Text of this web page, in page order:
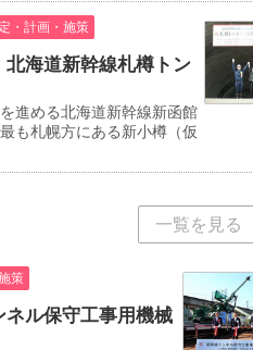
・計画・施策
海道新幹線札樽トン
進める北海道新幹線新函館
も札幌方にある新小樽（仮
一覧を見る
策
ル保守工事用機械